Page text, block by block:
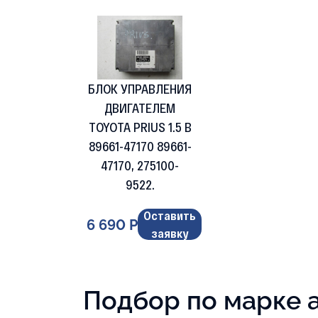
БЛОК УПРАВЛЕНИЯ
ДВИГАТЕЛЕМ
TOYOTA PRIUS 1.5 B
89661-47170 89661-
47170, 275100-
9522.
6 690 Р
Оставить
заявку
Подбор по марке